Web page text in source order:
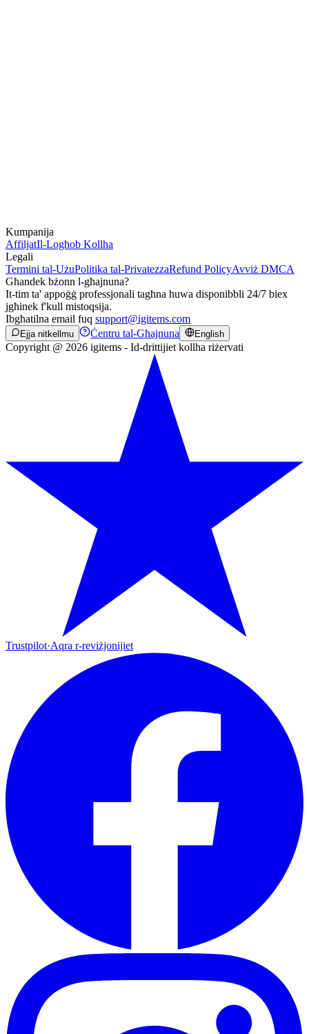
Kumpanija
AffiljatIl-Logħob Kollha
Legali
Termini tal-UżuPolitika tal-PrivatezzaRefund PolicyAvviż DMCA
Għandek bżonn l-għajnuna?
It-tim ta' appoġġ professjonali tagħna huwa disponibbli 24/7 biex
jgħinek f'kull mistoqsija.
Ibgħatilna email fuq support@igitems.com
Ejja nitkellmu Ċentru tal-Għajnuna English
Copyright @ 2026 igitems - Id-drittijiet kollha riżervati
Trustpilot·Aqra r-reviżjonijiet